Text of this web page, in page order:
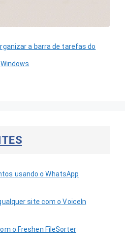
a barra de tarefas do
Windows
usando o WhatsApp
site com o VoiceIn
o Freshen FileSorter